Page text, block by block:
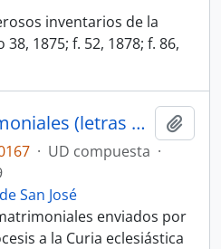
inventarios de la
1875; f. 52, 1878; f. 86,
Expedientes matrimoniales (letras A-C), correspondencia del Obispado de San José y documentos diversos
· UD compuesta ·
San José
enviados por
a la Curia eclesiástica